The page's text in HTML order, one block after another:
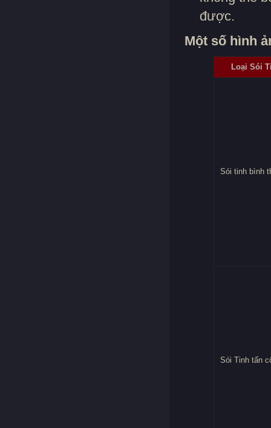
được.
Một số hình
Loại Sói
Sói tinh bình
Sói Tinh tấn